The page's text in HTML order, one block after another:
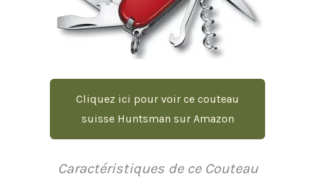
Cliquez ici pour voir ce couteau
suisse Huntsman sur Amazon
Caractéristiques de ce Couteau